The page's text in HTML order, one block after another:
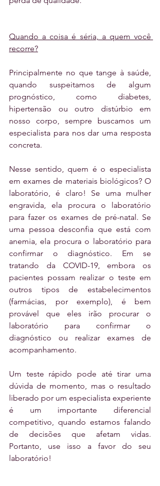
Quando a coisa é séria, a quem você
recorre?
Principalmente no que tange à saúde,
quando suspeitamos de algum
prognóstico, como diabetes,
hipertensão ou outro distúrbio em
nosso corpo, sempre buscamos um
especialista para nos dar uma resposta
concreta.
Nesse sentido, quem é o especialista
em exames de materiais biológicos? O
laboratório, é claro! Se uma mulher
engravida, ela procura o laboratório
para fazer os exames de pré-natal. Se
uma pessoa desconfia que está com
anemia, ela procura o laboratório para
confirmar o diagnóstico. Em se
tratando da COVID-19, embora os
pacientes possam realizar o teste em
outros tipos de estabelecimentos
(farmácias, por exemplo), é bem
provável que eles irão procurar o
laboratório para confirmar o
diagnóstico ou realizar exames de
acompanhamento.
Um teste rápido pode até tirar uma
dúvida de momento, mas o resultado
liberado por um especialista experiente
é um importante diferencial
competitivo, quando estamos falando
de decisões que afetam vidas.
Portanto, use isso a favor do seu
laboratório!